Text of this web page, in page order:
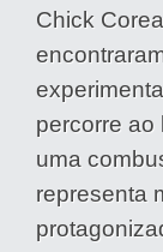
Chick
percorre ao
uma
representa